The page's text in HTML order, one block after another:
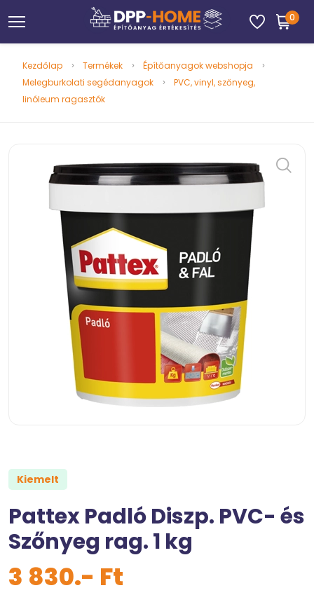
0
Kezdőlap Termékek
Építőanyagok webshopja
Melegburkolati segédanyagok
PVC, vinyl, szőnyeg,
linóleum ragasztók
Kiemelt
Pattex Padló Diszp. PVC- és
Szőnyeg rag. 1 kg
3 830.- Ft